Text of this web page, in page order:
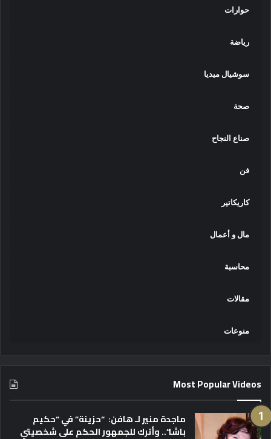
حوارات
رياضة
سوشيال ميديا
صحة
صناع النجاح
فن
كاريكاتير
مال و أعمال
محاسبة
مقالات
منوعات
Most Popular Videos
ماجدة منير لـ هافن: “حزينة” في “حكيم
باشا”.. وأترك للجمهور الحكم على شخصيتي